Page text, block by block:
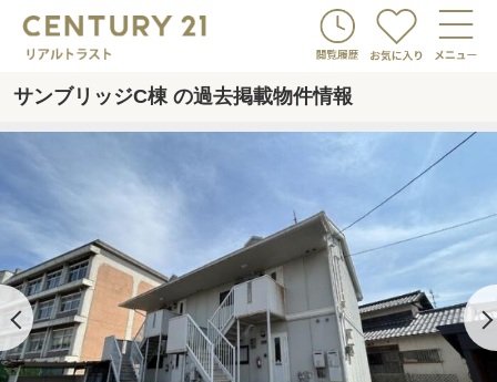
サンブリッジC棟 の過去掲載物件情報